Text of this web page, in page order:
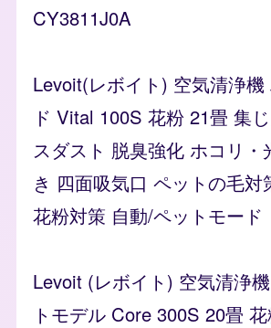
CY3811J0A
Levoit(レボイト) 空気清浄機
ド Vital 100S 花粉 21畳 集
スダスト 脱臭強化 ホコリ・
き 四面吸気口 ペットの毛対
花粉対策 自動/ペットモード
Levoit (レボイト) 空気清浄
トモデル Core 300S 20畳